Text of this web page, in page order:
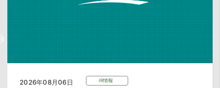
2026年08月06日 IR情報